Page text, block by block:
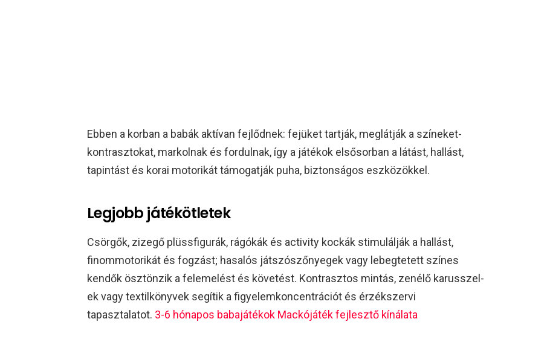
Ebben a korban a babák aktívan fejlődnek: fejüket tartják, meglátják a színeket-
kontrasztokat, markolnak és fordulnak, így a játékok elsősorban a látást, hallást,
tapintást és korai motorikát támogatják puha, biztonságos eszközökkel.
Legjobb játékötletek
Csörgők, zizegő plüssfigurák, rágókák és activity kockák stimulálják a hallást,
finommotorikát és fogzást; hasalós játszószőnyegek vagy lebegtetett színes
kendők ösztönzik a felemelést és követést. Kontrasztos mintás, zenélő karusszel-
ek vagy textilkönyvek segítik a figyelemkoncentrációt és érzékszervi
tapasztalatot. 3-6 hónapos babajátékok Mackójáték fejlesztő kínálata